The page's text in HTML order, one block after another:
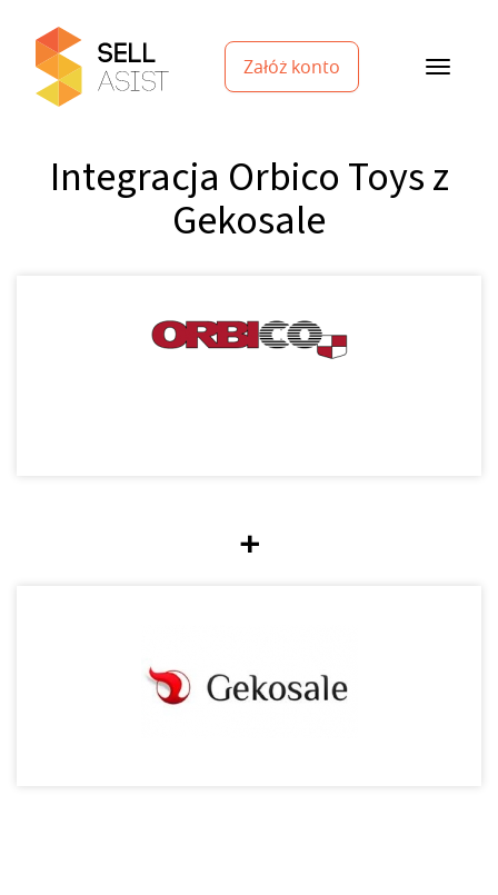
Załóż konto
Integracja Orbico Toys z
Gekosale
+